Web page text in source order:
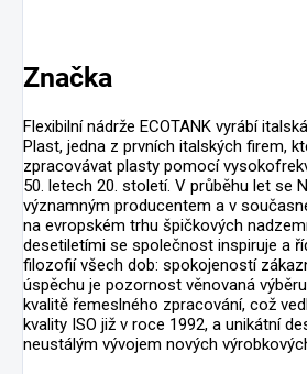
Značka
Flexibilní nádrže ECOTANK vyrábí
Plast, jedna z prvních italských firem,
zpracovávat plasty pomocí
50. letech 20. století. V průběhu let se
významným producentem a v
na evropském trhu špičkových
desetiletími se společnost inspiruje a
filozofií všech dob: spokojeností
úspěchu je pozornost věnovaná
kvalitě řemeslného zpracování, což
kvality ISO již v roce 1992, a unikátní
neustálým vývojem nových